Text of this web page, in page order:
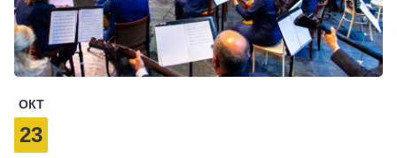
ОКТ
23